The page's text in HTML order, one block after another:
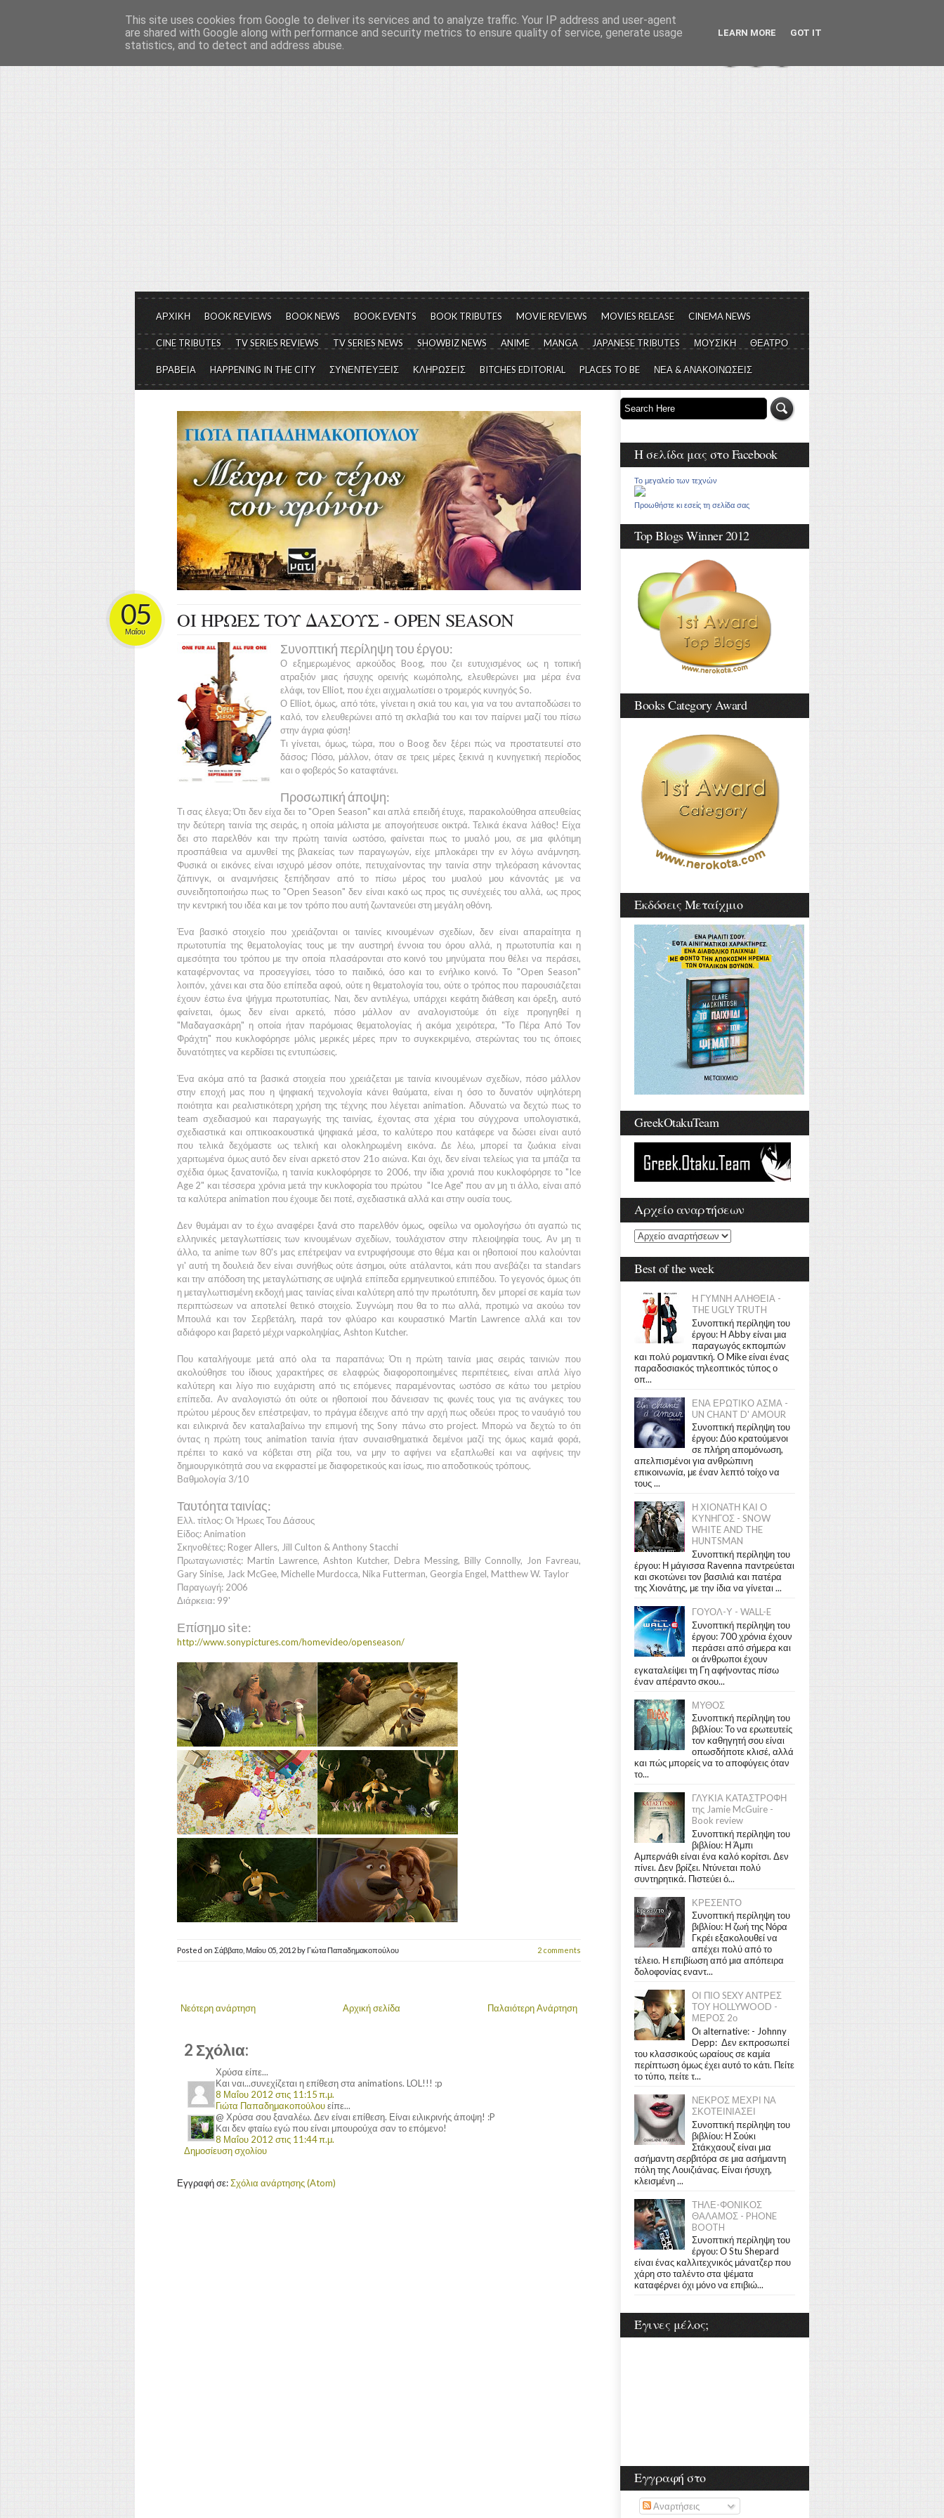
Το μεγαλείο των Τεχνών...
Είμαστε πάντα εδώ για να μιλάμε για τον πολιτισμό, σε κάθε του μορφή και έκταση...
ΑΡΧΙΚΗ BOOK REVIEWS BOOK NEWS BOOK EVENTS BOOK TRIBUTES MOVIE REVIEWS MOVIES RELEASE CINEMA NEWS
CINE TRIBUTES TV SERIES REVIEWS TV SERIES NEWS SHOWBIZ NEWS ANIME MANGA JAPANESE TRIBUTES ΜΟΥΣΙΚΗ ΘΕΑΤΡΟ
ΒΡΑΒΕΙΑ HAPPENING IN THE CITY ΣΥΝΕΝΤΕΥΞΕΙΣ ΚΛΗΡΩΣΕΙΣ BITCHES EDITORIAL PLACES TO BE ΝΕΑ & ΑΝΑΚΟΙΝΩΣΕΙΣ
ΟΙ ΗΡΩΕΣ ΤΟΥ ΔΑΣΟΥΣ - OPEN SEASON
05
Μαΐου
Συνοπτική περίληψη του έργου:
Ο εξημερωμένος αρκούδος Boog, που ζει ευτυχισμένος ως η τοπική
ατραξιόν μιας ήσυχης ορεινής κωμόπολης, ελευθερώνει μια μέρα ένα
ελάφι, τον Elliot, που έχει αιχμαλωτίσει ο τρομερός κυνηγόςSo.
Ο Elliot, όμως, από τότε, γίνεται η σκιά του και, για να του ανταποδώσει το
καλό, τον ελευθερώνει από τη σκλαβιά του και τον παίρνει μαζί του πίσω
στην άγρια φύση!
Τι γίνεται, όμως, τώρα, που οBoogδεν ξέρει πώς να προστατευτεί στο
δάσος; Πόσο, μάλλον, όταν σε τρεις μέρες ξεκινά η κυνηγετική περίοδος
και ο φοβερόςSo καταφτάνει.
Προσωπική άποψη:
Τι σας έλεγα; Ότι δεν είχα δει το "Open Season" και απλά επειδή έτυχε, παρακολούθησα απευθείας
την δεύτερη ταινία της σειράς, η οποία μάλιστα με απογοήτευσε οικτρά. Τελικά έκανα λάθος! Είχα
δει στο παρελθόν και την πρώτη ταινία ωστόσο, φαίνεται πως το μυαλό μου, σε μια φιλότιμη
προσπάθεια να αμυνθεί της βλακείας των παραγωγών, είχε μπλοκάρει την εν λόγω ανάμνηση.
Φυσικά οι εικόνες είναι ισχυρό μέσον οπότε, πετυχαίνοντας την ταινία στην τηλεόραση κάνοντας
ζάπινγκ, οι αναμνήσεις ξεπήδησαν από το πίσω μέρος του μυαλού μου κάνοντάς με να
συνειδητοποιήσω πως το "Open Season"δεν είναι κακό ως προς τις συνέχειές του αλλά, ως προς
την κεντρική του ιδέα και με τον τρόπο που αυτή ζωντανεύει στη μεγάλη οθόνη.
Ένα βασικό στοιχείο που χρειάζονται οι ταινίες κινουμένων σχεδίων, δεν είναι απαραίτητα η
πρωτοτυπία της θεματολογίας τους με την αυστηρή έννοια του όρου αλλά, η πρωτοτυπία και η
αμεσότητα του τρόπου με την οποία πλασάρονται στο κοινό του μηνύματα που θέλει να περάσει,
καταφέρνοντας να προσεγγίσει, τόσο το παιδικό, όσο και το ενήλικο κοινό. Το "Open Season"
λοιπόν, χάνει και στα δύο επίπεδα αφού, ούτε η θεματολογία του, ούτε ο τρόπος που παρουσιάζεται
έχουν έστω ένα ψήγμα πρωτοτυπίας. Ναι, δεν αντιλέγω, υπάρχει κεφάτη διάθεση και όρεξη, αυτό
φαίνεται, όμως δεν είναι αρκετό, πόσο μάλλον αν αναλογιστούμε ότι είχε προηγηθεί η
"Μαδαγασκάρη" η οποία ήταν παρόμοιας θεματολογίας ή ακόμα χειρότερα, "Το Πέρα Από Τον
Φράχτη" που κυκλοφόρησε μόλις μερικές μέρες πριν το συγκεκριμένο, στερώντας του τις όποιες
δυνατότητες να κερδίσει τις εντυπώσεις.
Ένα ακόμα από τα βασικά στοιχεία που χρειάζεται με ταινία κινουμένων σχεδίων, πόσο μάλλον
στην εποχή μας που η ψηφιακή τεχνολογία κάνει θαύματα, είναι η όσο το δυνατόν υψηλότερη
ποιότητα και ρεαλιστικότερη χρήση της τέχνης που λέγεται animation. Αδυνατώ να δεχτώ πως το
team σχεδιασμού και παραγωγής της ταινίας, έχοντας στα χέρια του σύγχρονα υπολογιστικά,
σχεδιαστικά και οπτικοακουστικά ψηφιακά μέσα, το καλύτερο που κατάφερε να δώσει είναι αυτό
που τελικά δεχόμαστε ως τελική και ολοκληρωμένη εικόνα. Δε λέω, μπορεί τα ζωάκια είναι
χαριτωμένα όμως αυτό δεν είναι αρκετό στον 21ο αιώνα. Και όχι, δεν είναι τελείως για τα μπάζα τα
σχέδια όμως ξανατονίζω, η ταινία κυκλοφόρησε το 2006, την ίδια χρονιά που κυκλοφόρησε το "Ice
Age 2" και τέσσερα χρόνια μετά την κυκλοφορία του πρώτου "Ice Age" που αν μη τι άλλο, είναι από
τα καλύτερα animation που έχουμε δει ποτέ, σχεδιαστικά αλλά και στην ουσία τους.
Δεν θυμάμαι αν το έχω αναφέρει ξανά στο παρελθόν όμως, οφείλω να ομολογήσω ότι αγαπώ τις
ελληνικές μεταγλωττίσεις των κινουμένων σχεδίων, τουλάχιστον στην πλειοψηφία τους. Αν μη τι
άλλο, τα anime των 80's μας επέτρεψαν να εντρυφήσουμε στο θέμα και οι ηθοποιοί που καλούνται
γι' αυτή τη δουλειά δεν είναι συνήθως ούτε άσημοι, ούτε ατάλαντοι, κάτι που ανεβάζει τα standars
και την απόδοση της μεταγλώττισης σε υψηλά επίπεδα ερμηνευτικού επιπέδου. Το γεγονός όμως ότι
η μεταγλωττισμένη εκδοχή μιας ταινίας είναι καλύτερη από την πρωτότυπη, δεν μπορεί σε καμία των
περιπτώσεων να αποτελεί θετικό στοιχείο. Συγνώμη που θα το πω αλλά, προτιμώ να ακούω τον
Μπουλά και τον Σερβετάλη,παρά τον φλύαρο και κουραστικό Martin Lawrence αλλά και τον
αδιάφορο και βαρετό μέχρι ναρκοληψίας, Ashton Kutcher.
Που καταλήγουμε μετά από ολα τα παραπάνω; Ότι η πρώτη ταινία μιας σειράς ταινιών που
ακολούθησε του ίδιους χαρακτήρες σε ελαφρώς διαφοροποιημένες περιπέτειες, είναι απλά λίγο
καλύτερη και λίγο πιο ευχάριστη από τις επόμενες παραμένοντας ωστόσο σε κάτω του μετρίου
επίπεδα. Αν αναλογιστώ ότι ούτε οι ηθοποιοί που δάνεισαν τις φωνές τους για τις ανάγκες του
πρώτου μέρους δεν επέστρεψαν, το πράγμα έδειχνε από την αρχή πως οδεύει προς το ναυάγιό του
και ειλικρινά δεν καταλαβαίνω την επιμονή τηςSony πάνω στο project. Μπορώ να δεχτώ το ότι
όντας η πρώτη τους animation ταινία ήταν συναισθηματικά δεμένοι μαζί της όμως καμιά φορά,
πρέπει το κακό να κόβεται στη ρίζα του, να μην το αφήνει να εξαπλωθεί και να αφήνεις την
δημιουργικότητά σου να εκφραστεί με διαφορετικούς και ίσως, πιο αποδοτικούς τρόπους.
Βαθμολογία 3/10
Ταυτόητα ταινίας:
Ελλ. τίτλος: Οι Ήρωες Του Δάσους
Είδος: Animation
Σκηνοθέτες: Roger Allers, Jill Culton & Anthony Stacchi
Πρωταγωνιστές: Martin Lawrence, Ashton Kutcher, Debra Messing, Billy Connolly, Jon Favreau,
Gary Sinise, Jack McGee, Michelle Murdocca, Nika Futterman, Georgia Engel, Matthew W. Taylor
Παραγωγή: 2006
Διάρκεια: 99'
Επίσημο site:
http://www.sonypictures.com/homevideo/openseason/
Posted on Σάββατο, Μαΐου 05, 2012 by Γιώτα Παπαδημακοπούλου 2 comments
Νεότερη ανάρτηση Παλαιότερη Ανάρτηση
Αρχική σελίδα
2 Σχόλια:
Χρύσα είπε...
Και ναι...συνεχίζεται η επίθεση στα animations. LOL!!! :p
8 Μαΐου 2012 στις 11:15 π.μ.
Γιώτα Παπαδημακοπούλουείπε...
@ Χρύσα σου ξαναλέω. Δεν είναι επίθεση. Είναι ειλικρινής άποψη! :P
Και δεν φταίω εγώ που είναι μπουρούχα σαν το επόμενο!
8 Μαΐου 2012 στις 11:44 π.μ.
Δημοσίευση σχολίου
Εγγραφή σε:Σχόλια ανάρτησης (Atom)
Η σελίδα μας στο Facebook
Το μεγαλείο των τεχνών
Προωθήστε κι εσείς τη σελίδα σας
Top Blogs Winner 2012
Books Category Award
Εκδόσεις Μεταίχμιο
GreekOtakuTeam
Αρχείο αναρτήσεων
Best of the week
Η ΓΥΜΝΗ ΑΛΗΘΕΙΑ -
THE UGLY TRUTH
Συνοπτική περίληψη του
έργου: Η Abby είναι μια
παραγωγός εκπομπών
και πολύ ρομαντική. Ο Mike είναι ένας
παραδοσιακός τηλεοπτικός τύπος ο
οπ...
ΕΝΑ ΕΡΩΤΙΚΟ ΑΣΜΑ -
UN CHANT D' AMOUR
Συνοπτική περίληψη του
έργου: Δύο κρατούμενοι
σε πλήρη απομόνωση,
απελπισμένοι για ανθρώπινη
επικοινωνία, με έναν λεπτό τοίχο να
τους ...
Η ΧΙΟΝΑΤΗ ΚΑΙ Ο
ΚΥΝΗΓΟΣ - SNOW
WHITE AND THE
HUNTSMAN
Συνοπτική περίληψη του
έργου: Η μάγισσα Ravenna παντρεύεται
και σκοτώνει τον βασιλιά και πατέρα
της Χιονάτης, με την ίδια να γίνεται ...
ΓΟΥΟΛ-Υ - WALL-E
Συνοπτική περίληψη του
έργου: 700 χρόνια έχουν
περάσει από σήμερα και
οι άνθρωποι έχουν
εγκαταλείψει τη Γη αφήνοντας πίσω
έναν απέραντο σκου...
ΜΥΘΟΣ
Συνοπτική περίληψη του
βιβλίου: Το να ερωτευτείς
τον καθηγητή σου είναι
οπωσδήποτε κλισέ, αλλά
και πώς μπορείς να το αποφύγεις όταν
το...
ΓΛΥΚΙΑ ΚΑΤΑΣΤΡΟΦΗ
της Jamie McGuire -
Book review
Συνοπτική περίληψη του
βιβλίου: Η Άμπι
Αμπερνάθι είναι ένα καλό κορίτσι. Δεν
πίνει. Δεν βρίζει. Ντύνεται πολύ
συντηρητικά. Πιστεύει ό...
ΚΡΕΣΕΝΤΟ
Συνοπτική περίληψη του
βιβλίου: Η ζωή της Νόρα
Γκρέι εξακολουθεί να
απέχει πολύ από το
τέλειο. Η επιβίωση από μια απόπειρα
δολοφονίας εναντ...
ΟΙ ΠΙΟ SEXY ΑΝΤΡΕΣ
ΤΟΥ HOLLYWOOD -
ΜΕΡΟΣ 2ο
Οι alternative: - Johnny
Depp: Δεν εκπροσωπεί
του κλασσικούς ωραίους σε καμία
περίπτωση όμως έχει αυτό το κάτι. Πείτε
το τύπο, πείτε τ...
ΝΕΚΡΟΣ ΜΕΧΡΙ ΝΑ
ΣΚΟΤΕΙΝΙΑΣΕΙ
Συνοπτική περίληψη του
βιβλίου: Η Σούκι
Στάκχαουζ είναι μια
ασήμαντη σερβιτόρα σε μια ασήμαντη
πόλη της Λουιζιάνας. Είναι ήσυχη,
κλεισμένη ...
ΤΗΛΕ-ΦΟΝΙΚΟΣ
ΘΑΛΑΜΟΣ - PHONE
BOOTH
Συνοπτική περίληψη του
έργου: Ο Stu Shepard
είναι ένας καλλιτεχνικός μάνατζερ που
χάρη στο ταλέντο στα ψέματα
καταφέρνει όχι μόνο να επιβιώ...
Έγινες μέλος;
Εγγραφή στο
Αναρτήσεις
This site uses cookies from Google to deliver its services and to analyze traffic. Your IP address and user-agent
are shared with Google along with performance and security metrics to ensure quality of service, generate usage
statistics, and to detect and address abuse.
LEARN MORE GOT IT